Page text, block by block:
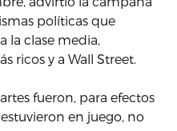
políticas que
la clase media,
ricos y a Wall Street.
fueron, para efectos
en juego, no